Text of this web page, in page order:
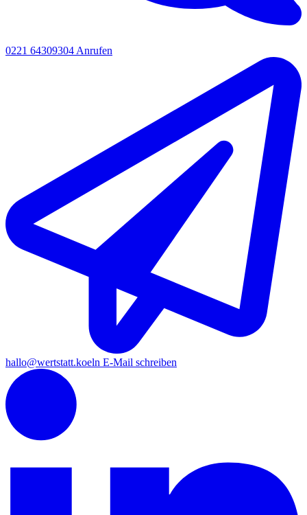
0221 64309304 Anrufen
hallo@wertstatt.koeln E-Mail schreiben